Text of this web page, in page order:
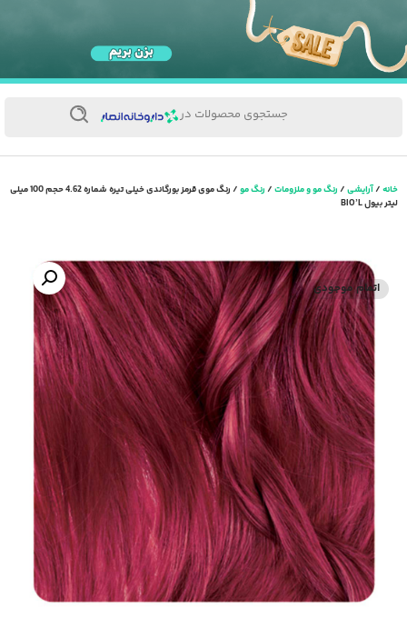
جستجوی محصولات در
خانه/آرایشی/رنگ مو و ملزومات/رنگ مو
/ رنگ موی قرمز بورگاندی خیلی تیره شماره 4.62 حجم 100 میلی
لیتر بیول BIO’L
اتمام موجودی